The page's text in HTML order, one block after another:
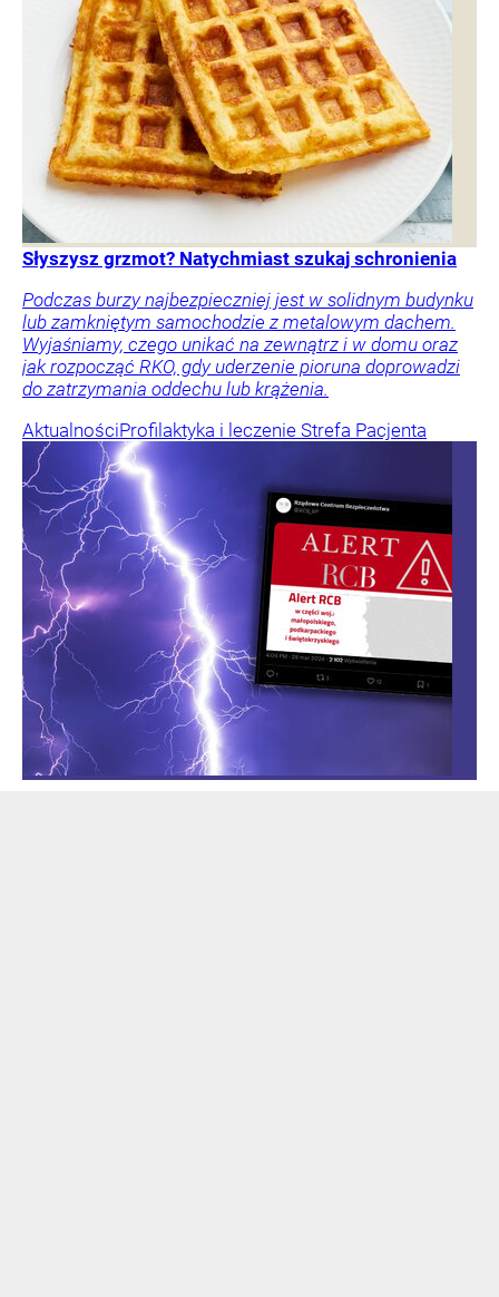
Słyszysz grzmot? Natychmiast szukaj schronienia
Podczas burzy najbezpieczniej jest w solidnym budynku
lub zamkniętym samochodzie z metalowym dachem.
Wyjaśniamy, czego unikać na zewnątrz i w domu oraz
jak rozpocząć RKO, gdy uderzenie pioruna doprowadzi
do zatrzymania oddechu lub krążenia.
AktualnościProfilaktyka i leczenie Strefa Pacjenta